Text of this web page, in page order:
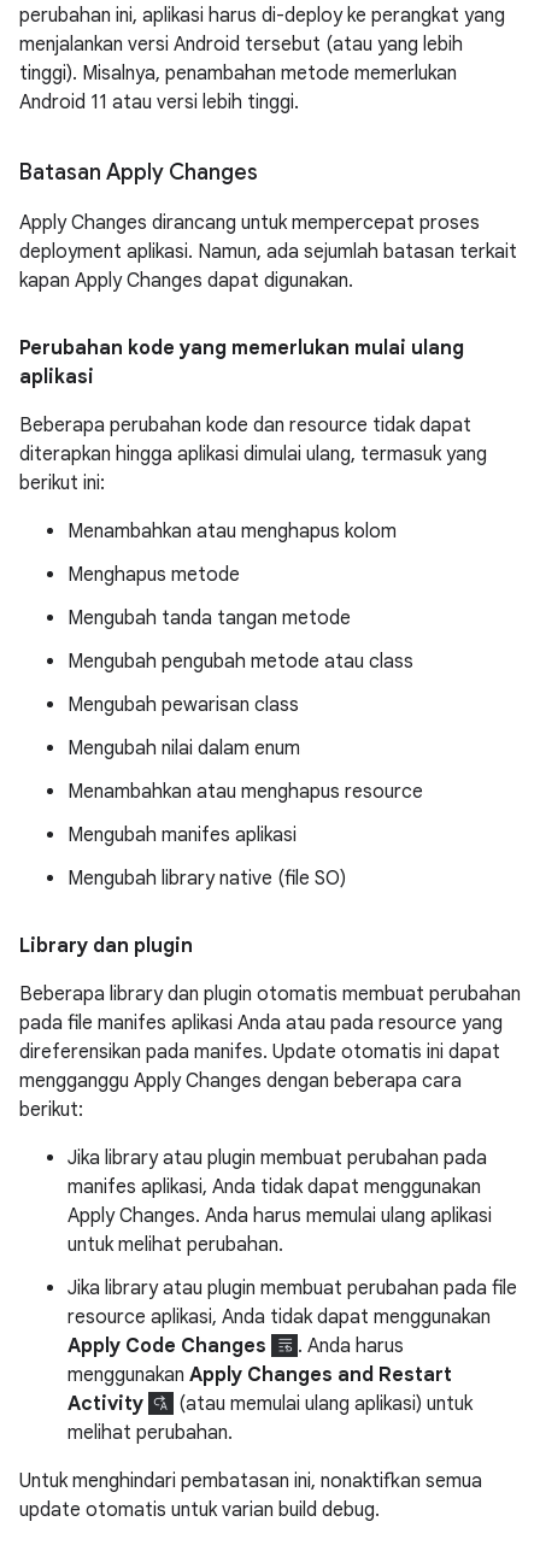
perubahan ini, aplikasi harus di-deploy ke perangkat yang
menjalankan versi Android tersebut (atau yang lebih
tinggi). Misalnya, penambahan metode memerlukan
Android 11 atau versi lebih tinggi.
Batasan Apply Changes
Apply Changes dirancang untuk mempercepat proses
deployment aplikasi. Namun, ada sejumlah batasan terkait
kapan Apply Changes dapat digunakan.
Perubahan kode yang memerlukan mulai ulang
aplikasi
Beberapa perubahan kode dan resource tidak dapat
diterapkan hingga aplikasi dimulai ulang, termasuk yang
berikut ini:
Menambahkan atau menghapus kolom
Menghapus metode
Mengubah tanda tangan metode
Mengubah pengubah metode atau class
Mengubah pewarisan class
Mengubah nilai dalam enum
Menambahkan atau menghapus resource
Mengubah manifes aplikasi
Mengubah library native (file SO)
Library dan plugin
Beberapa library dan plugin otomatis membuat perubahan
pada file manifes aplikasi Anda atau pada resource yang
direferensikan pada manifes. Update otomatis ini dapat
mengganggu Apply Changes dengan beberapa cara
berikut:
Jika library atau plugin membuat perubahan pada
manifes aplikasi, Anda tidak dapat menggunakan
Apply Changes. Anda harus memulai ulang aplikasi
untuk melihat perubahan.
Jika library atau plugin membuat perubahan pada file
resource aplikasi, Anda tidak dapat menggunakan
Apply Code Changes
. Anda harus
menggunakan Apply Changes and Restart
Activity
(atau memulai ulang aplikasi) untuk
melihat perubahan.
Untuk menghindari pembatasan ini, nonaktifkan semua
update otomatis untuk varian build debug.